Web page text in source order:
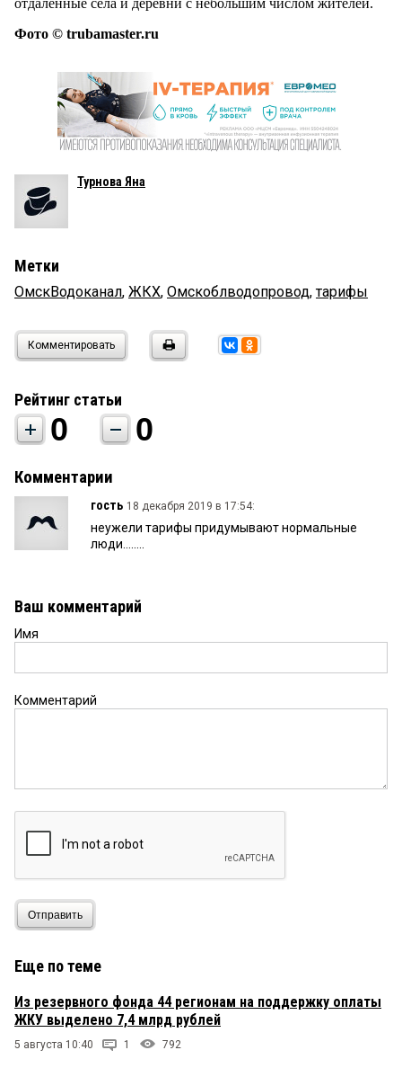
отдалённые сёла и деревни с небольшим числом жителей.
Фото © trubamaster.ru
Турнова Яна
Метки
ОмскВодоканал, ЖКХ, Омскоблводопровод,тарифы
Комментировать
Рейтинг статьи
0 0
Комментарии
гость 18 декабря 2019 в 17:54:
неужели тарифы придумывают нормальные
люди........
Ваш комментарий
Имя
Комментарий
Отправить
Еще по теме
Из резервного фонда 44 регионам на поддержку оплаты
ЖКУ выделено 7,4 млрд рублей
5 августа 10:40 1 792